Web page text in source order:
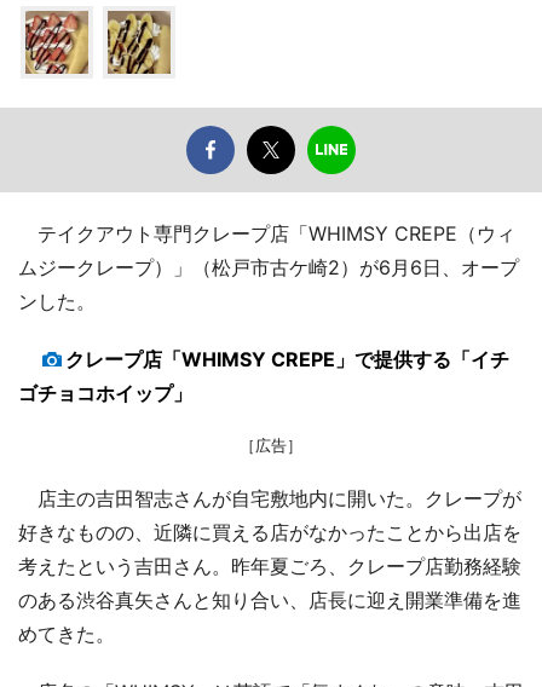
テイクアウト専門クレープ店「WHIMSY CREPE（ウィ
ムジークレープ）」（松戸市古ケ崎2）が6月6日、オープ
ンした。
クレープ店「WHIMSY CREPE」で提供する「イチ
ゴチョコホイップ」
［広告］
店主の吉田智志さんが自宅敷地内に開いた。クレープが
好きなものの、近隣に買える店がなかったことから出店を
考えたという吉田さん。昨年夏ごろ、クレープ店勤務経験
のある渋谷真矢さんと知り合い、店長に迎え開業準備を進
めてきた。